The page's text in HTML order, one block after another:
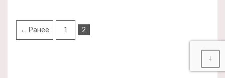
← Ранее 1 2
↓